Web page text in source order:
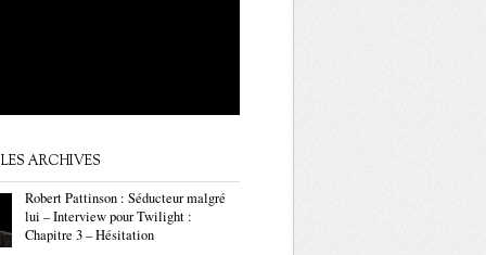
ARCHIVES
Robert Pattinson : Séducteur malgré
lui – Interview pour Twilight :
Chapitre 3 – Hésitation